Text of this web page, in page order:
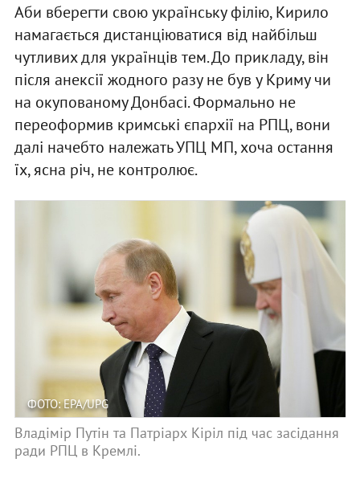
Аби вберегти свою українську філію, Кирило
намагається дистанціюватися від найбільш
чутливих для українців тем. До прикладу, він
після анексії жодного разу не був у Криму чи
на окупованому Донбасі. Формально не
переоформив кримські єпархії на РПЦ, вони
далі начебто належать УПЦ МП, хоча остання
їх, ясна річ, не контролює.
ФОТО: EPA/UPG
Владімір Путін та Патріарх Кіріл під час засідання
ради РПЦ в Кремлі.